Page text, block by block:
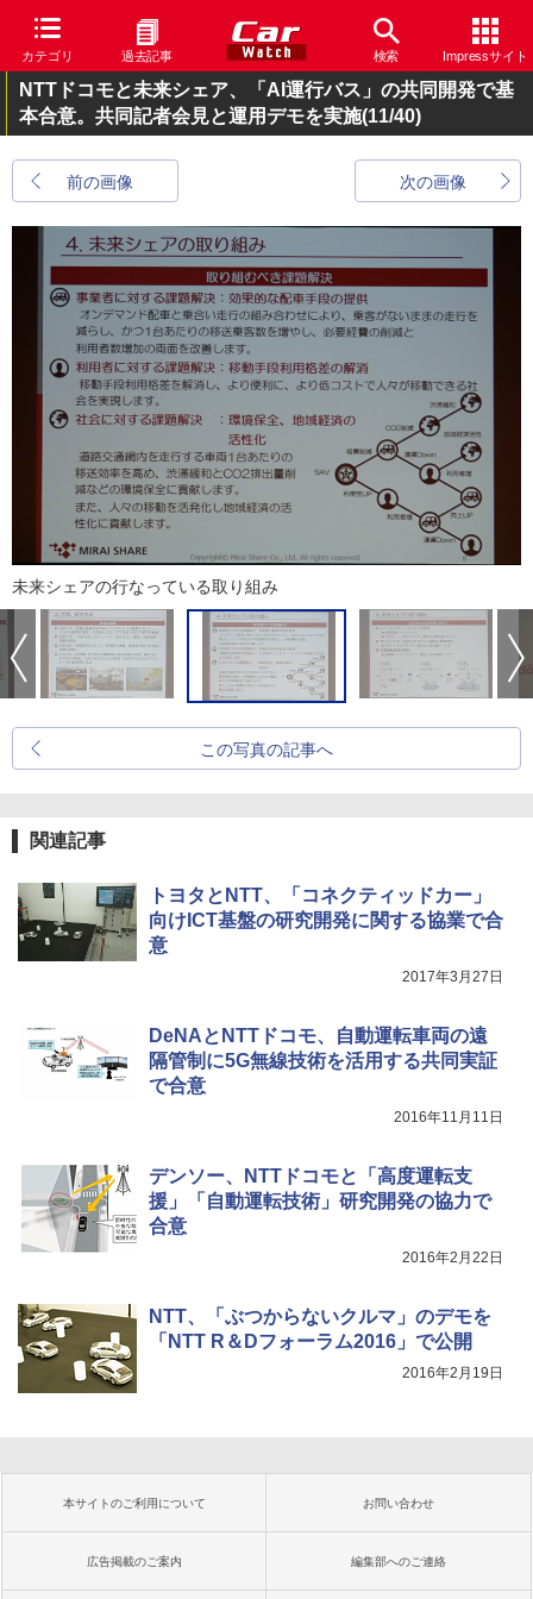
カテゴリ 過去記事 検索 Impressサイト
NTTドコモと未来シェア、「AI運行バス」の共同開発で基
本合意。共同記者会見と運用デモを実施(11/40)
前の画像 次の画像
未来シェアの行なっている取り組み
この写真の記事へ
関連記事
トヨタとNTT、「コネクティッドカー」
向けICT基盤の研究開発に関する協業で合
意
2017年3月27日
DeNAとNTTドコモ、自動運転車両の遠
隔管制に5G無線技術を活用する共同実証
で合意
2016年11月11日
デンソー、NTTドコモと「高度運転支
援」「自動運転技術」研究開発の協力で
合意
2016年2月22日
NTT、「ぶつからないクルマ」のデモを
「NTT R＆Dフォーラム2016」で公開
2016年2月19日
本サイトのご利用について お問い合わせ
広告掲載のご案内 編集部へのご連絡